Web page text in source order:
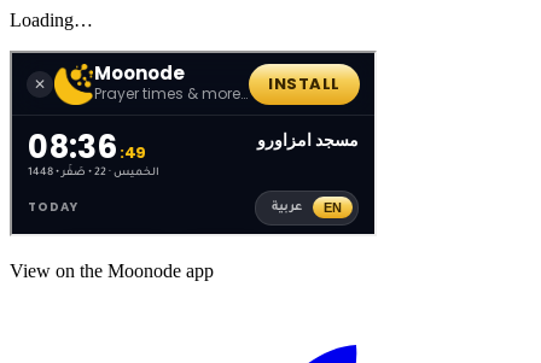
Loading…
View on the Moonode app